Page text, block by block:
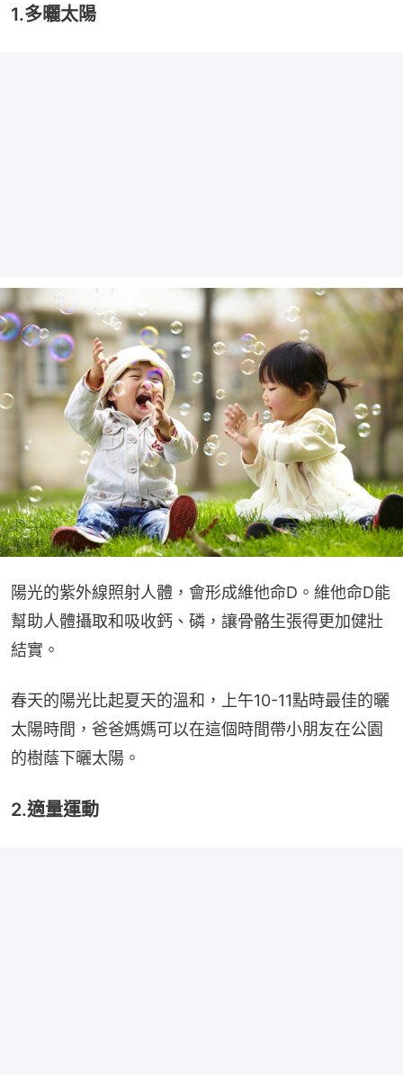
1.多曬太陽
陽光的紫外線照射人體，會形成維他命D。維他命D能
幫助人體攝取和吸收鈣、磷，讓骨骼生張得更加健壯
結實。
春天的陽光比起夏天的溫和，上午10-11點時最佳的曬
太陽時間，爸爸媽媽可以在這個時間帶小朋友在公園
的樹蔭下曬太陽。
2.適量運動